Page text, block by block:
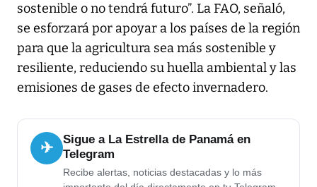
sostenible o no tendrá futuro”. La FAO, señaló,
se esforzará por apoyar a los países de la región
para que la agricultura sea más sostenible y
resiliente, reduciendo su huella ambiental y las
emisiones de gases de efecto invernadero.
✈
Sigue a La Estrella de Panamá en
Telegram
Recibe alertas, noticias destacadas y lo más